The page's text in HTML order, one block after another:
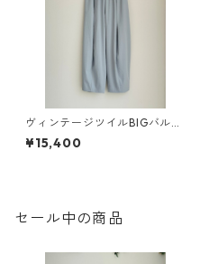
ヴィンテージツイルBIGバルー
ン pants CYAN tokyo 6104
38 2602 b -003
¥15,400
セール中の商品